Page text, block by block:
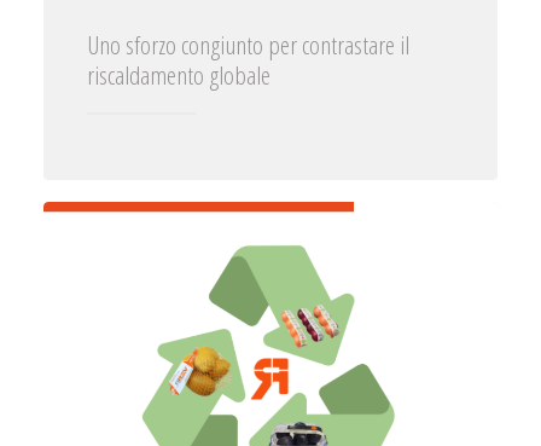
Uno sforzo congiunto per contrastare il
riscaldamento globale